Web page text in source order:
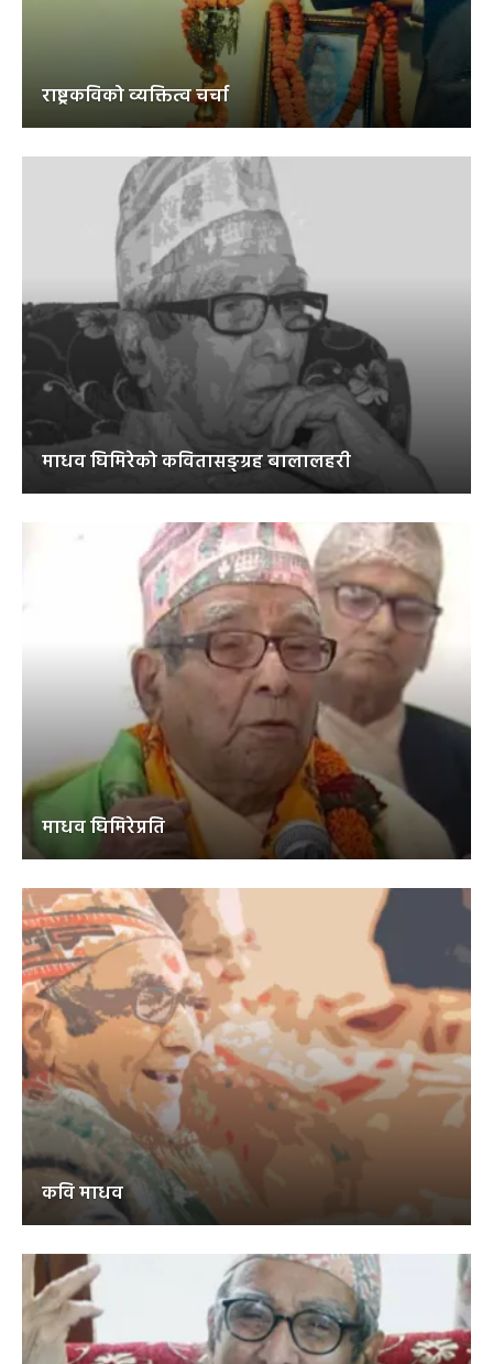
राष्ट्रकविको व्यक्तित्व चर्चा
माधव घिमिरेको कवितासङ्ग्रह बालालहरी
माधव घिमिरेप्रति
कवि माधव